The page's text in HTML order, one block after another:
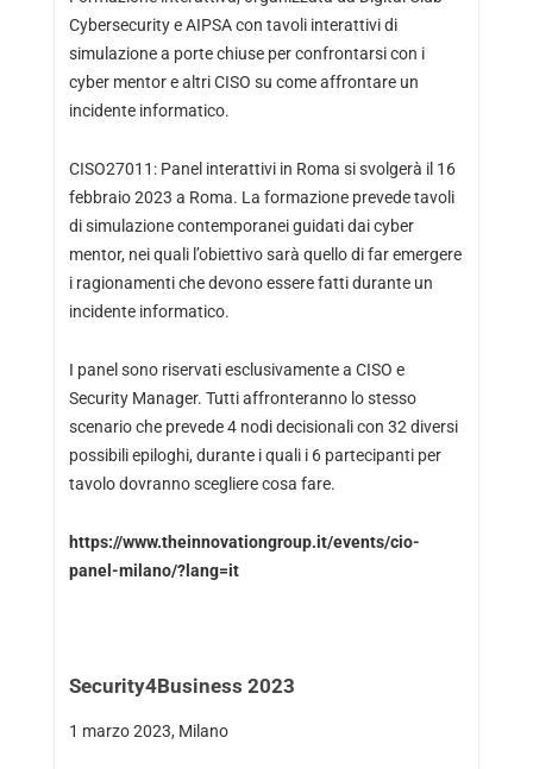
Cybersecurity e AIPSA con tavoli interattivi di
simulazione a porte chiuse per confrontarsi con i
cyber mentor e altri CISO su come affrontare un
incidente informatico.
CISO27011: Panel interattivi in Roma si svolgerà il 16
febbraio 2023 a Roma. La formazione prevede tavoli
di simulazione contemporanei guidati dai cyber
mentor, nei quali l’obiettivo sarà quello di far emergere
i ragionamenti che devono essere fatti durante un
incidente informatico.
I panel sono riservati esclusivamente a CISO e
Security Manager. Tutti affronteranno lo stesso
scenario che prevede 4 nodi decisionali con 32 diversi
possibili epiloghi, durante i quali i 6 partecipanti per
tavolo dovranno scegliere cosa fare.
https://www.theinnovationgroup.it/events/cio-
panel-milano/?lang=it
Security4Business 2023
1 marzo 2023, Milano